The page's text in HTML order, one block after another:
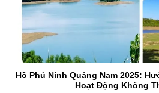
Hồ Phú Ninh Quảng Nam 2025:
Hoạt Động Không